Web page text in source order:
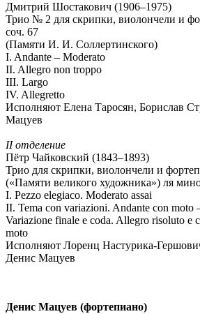
Дмитрий Шостакович (1906–1975)
Трио № 2 для скрипки, виолончели и
соч. 67
(Памяти И. И. Соллертинского)
I. Andante – Moderato
II. Allegro non troppo
III. Largo
IV. Allegretto
Исполняют Елена Таросян, Борислав
Мацуев
II отделение
Пётр Чайковский (1843–1893)
Трио для скрипки, виолончели и
(«Памяти великого художника») ля
I. Pezzo elegiaco. Moderato assai
II. Tema con variazioni. Andante con moto
Variazione finale e coda. Allegro risoluto e
moto
Исполняют Лоренц Настурика-
Денис Мацуев
Денис Мацуев (фортепиано)